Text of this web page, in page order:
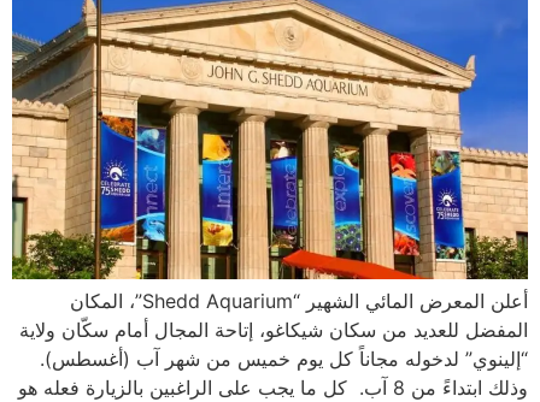
أعلن المعرض المائي الشهير “Shedd Aquarium”، المكان
المفضل للعديد من سكان شيكاغو، إتاحة المجال أمام سكّان ولاية
“إلينوي” لدخوله مجاناً كل يوم خميس من شهر آب (أغسطس).
وذلك ابتداءً من 8 آب. كل ما يجب على الراغبين بالزيارة فعله هو